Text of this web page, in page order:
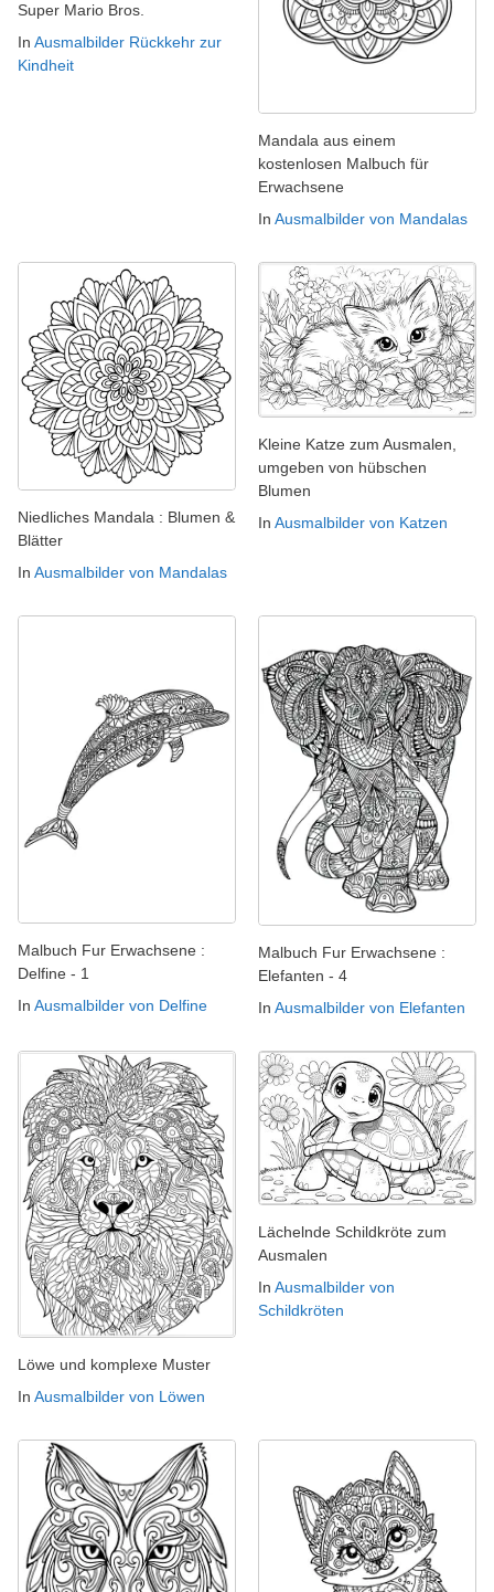
Super Mario Bros.
In Ausmalbilder Rückkehr zur
Kindheit
Mandala aus einem
kostenlosen Malbuch für
Erwachsene
In Ausmalbilder von Mandalas
Niedliches Mandala : Blumen &
Blätter
In Ausmalbilder von Mandalas
Kleine Katze zum Ausmalen,
umgeben von hübschen
Blumen
In Ausmalbilder von Katzen
Malbuch Fur Erwachsene :
Delfine - 1
In Ausmalbilder von Delfine
Malbuch Fur Erwachsene :
Elefanten - 4
In Ausmalbilder von Elefanten
Löwe und komplexe Muster
In Ausmalbilder von Löwen
Lächelnde Schildkröte zum
Ausmalen
In Ausmalbilder von
Schildkröten